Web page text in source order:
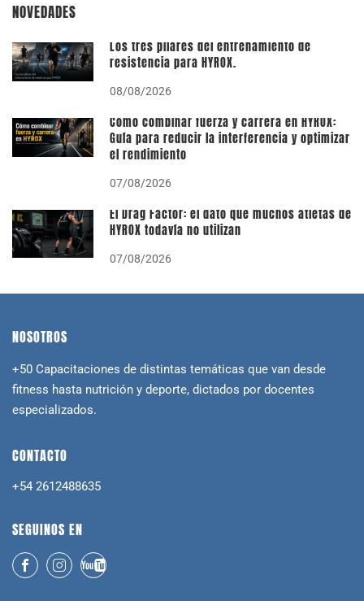
NOVEDADES
Los tres pilares del entrenamiento de
resistencia para HYROX.
08/08/2026
Cómo combinar fuerza y carrera en HYROX:
Guía para reducir la interferencia y optimizar
el rendimiento
07/08/2026
El Drag Factor: el dato que muchos atletas de
HYROX todavía no utilizan
07/08/2026
NOSOTROS
+50 Capacitaciones de distintas temáticas que van desde
fitness hasta nutrición y deporte, dictados por docentes
especializados.
CONTACTO
+54 2612488635
SEGUINOS EN